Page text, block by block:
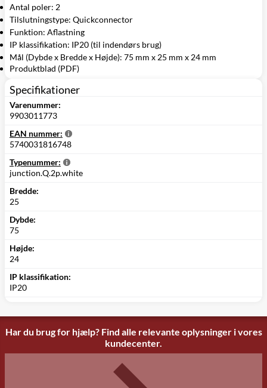
Antal poler: 2
Tilslutningstype: Quickconnector
Funktion: Aflastning
IP klassifikation: IP20 (til indendørs brug)
Mål (Dybde x Bredde x Højde): 75 mm x 25 mm x 24 mm
Produktblad (PDF)
Specifikationer
Varenummer:
9903011773
EAN nummer:
5740031816748
Typenummer:
junction.Q.2p.white
Bredde:
25
Dybde:
75
Højde:
24
IP klassifikation:
IP20
Har du brug for hjælp? Find alle relevante oplysninger i vores
kundecenter.